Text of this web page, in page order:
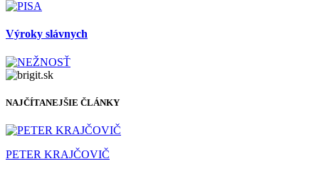
Výroky slávnych
NAJČÍTANEJŠIE ČLÁNKY
PETER KRAJČOVIČ